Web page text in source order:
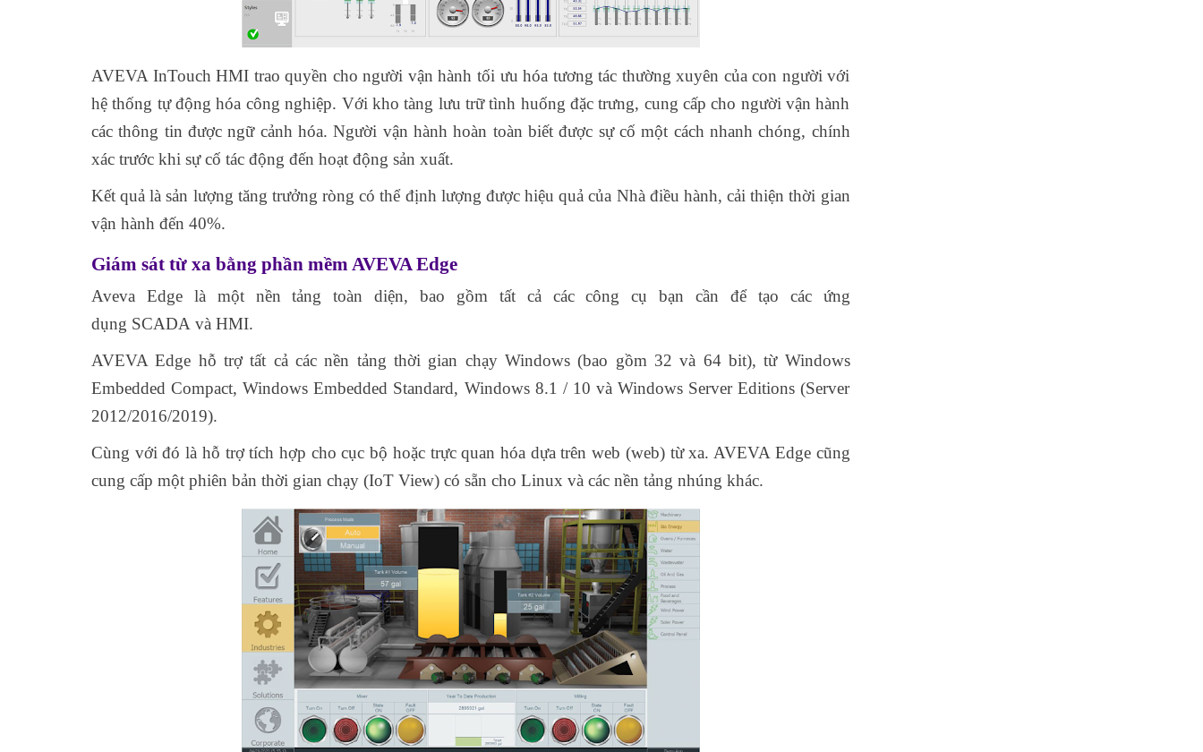
AVEVA InTouch HMI trao quyền cho người vận hành tối ưu hóa tương tác thường xuyên của con người với
hệ thống tự động hóa công nghiệp. Với kho tàng lưu trữ tình huống đặc trưng, cung cấp cho người vận hành
các thông tin được ngữ cảnh hóa. Người vận hành hoàn toàn biết được sự cố một cách nhanh chóng, chính
xác trước khi sự cố tác động đến hoạt động sản xuất.
Kết quả là sản lượng tăng trưởng ròng có thể định lượng được hiệu quả của Nhà điều hành, cải thiện thời gian
vận hành đến 40%.
Giám sát từ xa bằng phần mềm AVEVA Edge
Aveva Edge là một nền tảng toàn diện, bao gồm tất cả các công cụ bạn cần để tạo các ứng
dụng SCADA và HMI.
AVEVA Edge hỗ trợ tất cả các nền tảng thời gian chạy Windows (bao gồm 32 và 64 bit), từ Windows
Embedded Compact, Windows Embedded Standard, Windows 8.1 / 10 và Windows Server Editions (Server
2012/2016/2019).
Cùng với đó là hỗ trợ tích hợp cho cục bộ hoặc trực quan hóa dựa trên web (web) từ xa. AVEVA Edge cũng
cung cấp một phiên bản thời gian chạy (IoT View) có sẵn cho Linux và các nền tảng nhúng khác.